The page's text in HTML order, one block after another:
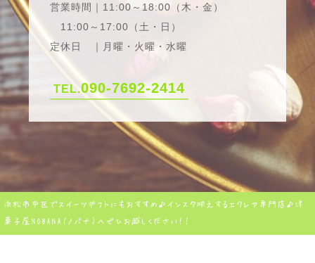
営業時間｜11:00～18:00（木・金）
11:00～17:00（土・日）
定休日 ｜月曜・火曜・水曜
TEL.090-7692-2414
浜松市中区でスイーツギフトにもおすすめ♪インスタ映えするエクレア専門店♪洋
菓子屋NOBANA（ノバナ）へぜひお越しください！！